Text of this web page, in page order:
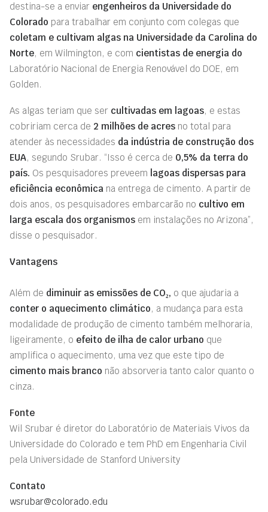
destina-se a enviar engenheiros da Universidade do
Colorado para trabalhar em conjunto com colegas que
coletam e cultivam algas na Universidade da Carolina do
Norte, em Wilmington, e com cientistas de energia do
Laboratório Nacional de Energia Renovável do DOE, em
Golden.
As algas teriam que ser cultivadas em lagoas, e estas
cobririam cerca de 2 milhões de acres no total para
atender às necessidades da indústria de construção dos
EUA, segundo Srubar. “Isso é cerca de 0,5% da terra do
país. Os pesquisadores preveem lagoas dispersas para
eficiência econômica na entrega de cimento. A partir de
dois anos, os pesquisadores embarcarão no cultivo em
larga escala dos organismos em instalações no Arizona”,
disse o pesquisador.
Vantagens
Além de diminuir as emissões de CO₂, o que ajudaria a
conter o aquecimento climático, a mudança para esta
modalidade de produção de cimento também melhoraria,
ligeiramente, o efeito de ilha de calor urbano que
amplifica o aquecimento, uma vez que este tipo de
cimento mais branco não absorveria tanto calor quanto o
cinza.
Fonte
Wil Srubar é diretor do Laboratório de Materiais Vivos da
Universidade do Colorado e tem PhD em Engenharia Civil
pela Universidade de Stanford University
Contato
wsrubar@colorado.edu